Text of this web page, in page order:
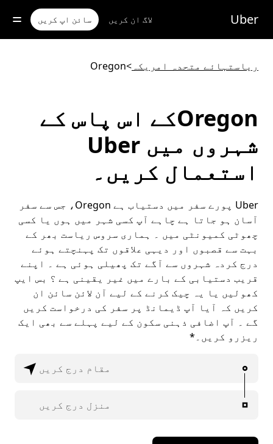
مواد
جائیں
Uber لاگ ان کریں سائن اپ کریں
ریاستہائے متحدہ امریکہ>
Oregon
Oregonکے اس پاس کے
شہروں میں Uber
استعمال کریں۔
Uber پورے سفر میں دستیاب ہے Oregon، جس سے سفر
آسان ہو جاتا ہے چاہے آپ کسی شہر میں ہوں یا کسی
چھوٹی کمیونٹی میں ۔ ہماری سروس ریاست بھر کے
بہت سے قصبوں اور دیہی علاقوں تک پہنچتے ہوئے
درج کردہ شہروں سے آگے تک پھیلی ہوئی ہے ۔ اپنے
قریب دستیابی کے بارے میں غیر یقینی ہے ؟ بس ایپ
کھولیں یا یہ چیک کرنے کے لیے آن لائن سائن ان
کریں کہ آیا آپ ڈیمانڈ پر سفر کی درخواست کریں
گے ۔ آپ اضافی ذہنی سکون کے لیے پہلے سے بھی ایک
ریزرو کریں۔*
مقام درج کریں
منزل درج کریں